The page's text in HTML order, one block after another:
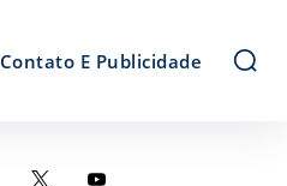
Contato E Publicidade